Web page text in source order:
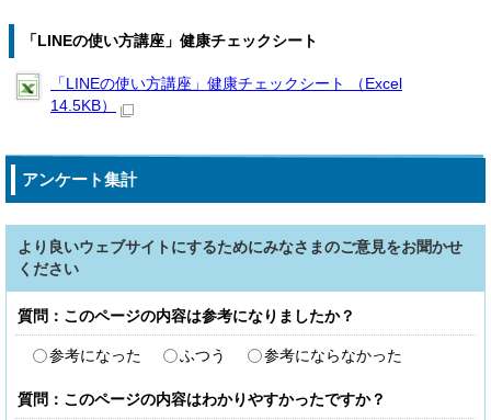
「LINEの使い方講座」健康チェックシート
「LINEの使い方講座」健康チェックシート （Excel
14.5KB）
アンケート集計
より良いウェブサイトにするためにみなさまのご意見をお聞かせ
ください
質問：このページの内容は参考になりましたか？
参考になった ふつう 参考にならなかった
質問：このページの内容はわかりやすかったですか？